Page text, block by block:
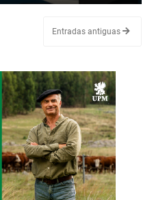
Entradas antiguas